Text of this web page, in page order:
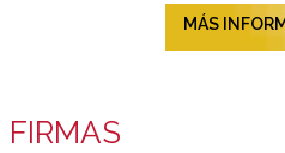
MÁS
FIRMAS